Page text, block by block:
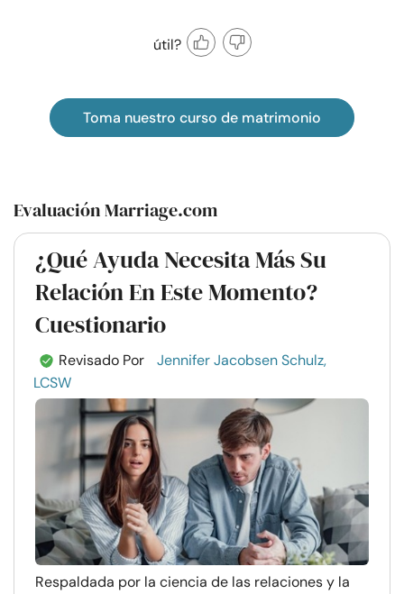
útil?
Toma nuestro curso de matrimonio
Evaluación Marriage.com
¿Qué Ayuda Necesita Más Su
Relación En Este Momento?
Cuestionario
Revisado Por
Jennifer Jacobsen Schulz,
LCSW
Respaldada por la ciencia de las relaciones y la